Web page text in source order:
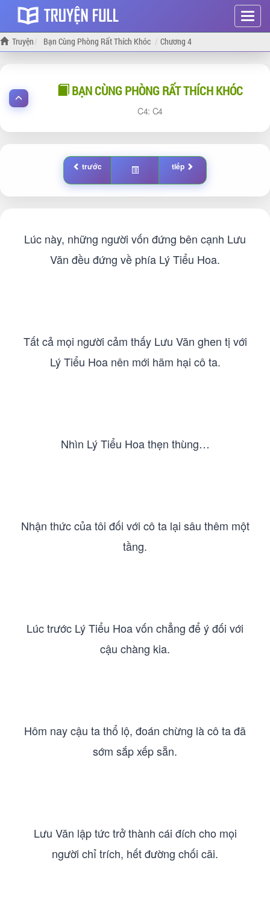
Hiện
menu
Truyện Bạn Cùng Phòng Rất Thích Khóc Chương 4
BẠN CÙNG PHÒNG RẤT THÍCH KHÓC
4: 4
trước tiếp
Lúc này, những người vốn đứng bên cạnh Lưu
Văn đều đứng về phía Lý Tiểu Hoa.
Tất cả mọi người cảm thấy Lưu Văn ghen tị với
Lý Tiểu Hoa nên mới hãm hại cô ta.
Nhìn Lý Tiểu Hoa thẹn thùng…
Nhận thức của tôi đối với cô ta lại sâu thêm một
tầng.
Lúc trước Lý Tiểu Hoa vốn chẳng để ý đối với
cậu chàng kia.
Hôm nay cậu ta thổ lộ, đoán chừng là cô ta đã
sớm sắp xếp sẵn.
Lưu Văn lập tức trở thành cái đích cho mọi
người chỉ trích, hết đường chối cãi.